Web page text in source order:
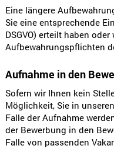
Eine längere
Sie eine entsprechende
DSGVO) erteilt haben
Aufbewahrungspflichten
Aufnahme in den
Sofern wir Ihnen kein
Möglichkeit, Sie in
Falle der Aufnahme
der Bewerbung in den
Falle von passenden